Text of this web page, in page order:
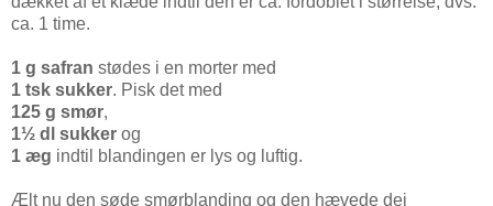
ca. 1 time.
1 g safran stødes i en morter med
1 tsk sukker. Pisk det med
125 g smør,
1½ dl sukker og
1 æg indtil blandingen er lys og luftig.
Ælt nu den søde smørblanding og den hævede dej